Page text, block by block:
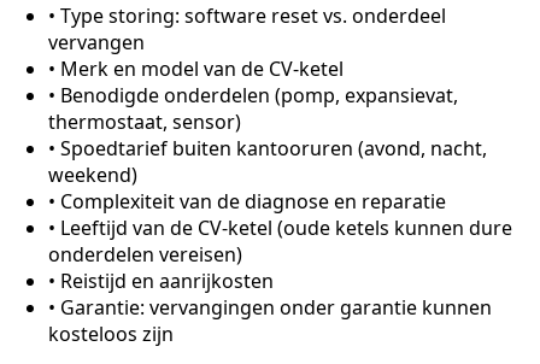
• Type storing: software reset vs. onderdeel
vervangen
• Merk en model van de CV-ketel
• Benodigde onderdelen (pomp, expansievat,
thermostaat, sensor)
• Spoedtarief buiten kantooruren (avond, nacht,
weekend)
• Complexiteit van de diagnose en reparatie
• Leeftijd van de CV-ketel (oude ketels kunnen dure
onderdelen vereisen)
• Reistijd en aanrijkosten
• Garantie: vervangingen onder garantie kunnen
kosteloos zijn